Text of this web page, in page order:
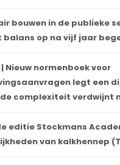
bouwen in de publieke
balans op na vijf jaar
| Nieuw normenboek voor
legt een
complexiteit verdwijnt
editie Stockmans
van kalkhennep